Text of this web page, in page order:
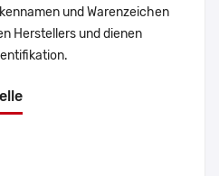
und Warenzeichen
Herstellers und dienen